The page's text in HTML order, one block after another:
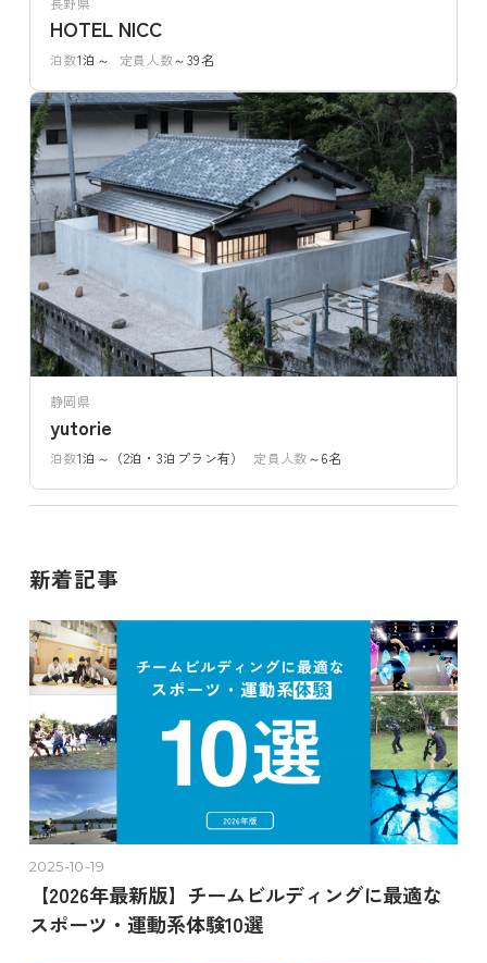
HOTEL NICC
泊数1泊～ 定員人数～39名
静岡県
yutorie
泊数1泊～（2泊・3泊プラン有） 定員人数～6名
新着記事
2025-10-19
【2026年最新版】チームビルディングに最適な
スポーツ・運動系体験10選